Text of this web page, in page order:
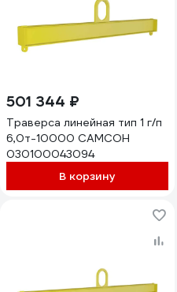
501 344 ₽
Траверса линейная тип 1 г/п
6,0т-10000 САМСОН
030100043094
В корзину